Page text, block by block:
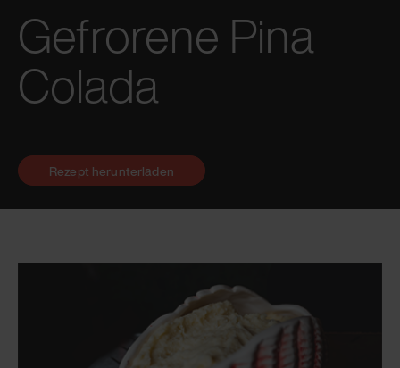
Gefrorene Pina
Colada
Rezept herunterladen